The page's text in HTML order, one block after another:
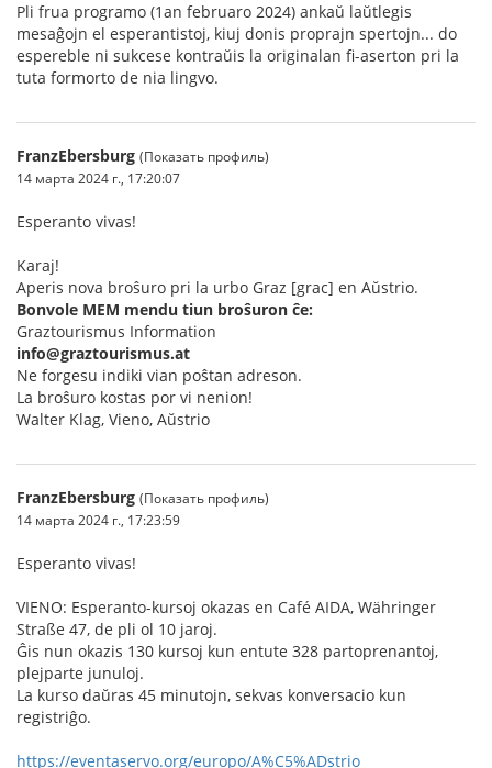
Pli frua programo (1an februaro 2024) ankaŭ laŭtlegis
mesaĝojn el esperantistoj, kiuj donis proprajn spertojn... do
espereble ni sukcese kontraŭis la originalan fi-aserton pri la
tuta formorto de nia lingvo.
FranzEbersburg (Показать профиль)
14 марта 2024 г., 17:20:07
Esperanto vivas!
Karaj!
Aperis nova broŝuro pri la urbo Graz [grac] en Aŭstrio.
Bonvole MEM mendu tiun broŝuron ĉe:
Graztourismus Information
info@graztourismus.at
Ne forgesu indiki vian poŝtan adreson.
La broŝuro kostas por vi nenion!
Walter Klag, Vieno, Aŭstrio
FranzEbersburg (Показать профиль)
14 марта 2024 г., 17:23:59
Esperanto vivas!
VIENO: Esperanto-kursoj okazas en Café AIDA, Währinger
Straße 47, de pli ol 10 jaroj.
Ĝis nun okazis 130 kursoj kun entute 328 partoprenantoj,
plejparte junuloj.
La kurso daŭras 45 minutojn, sekvas konversacio kun
registriĝo.
https://eventaservo.org/europo/A%C5%ADstrio